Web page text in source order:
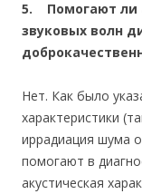
5. Помогают ли
звуковых волн
Нет. Как было
характеристики
иррадиация шума
помогают в
акустическая